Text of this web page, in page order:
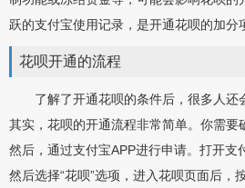
跃的支付宝使用记录，是开通花呗的加分
花呗开通的流程
了解了开通花呗的条件后，很多人还
其实，花呗的开通流程非常简单。你需要
然后，通过支付宝APP进行申请。打开支
然后选择“花呗”选项，进入花呗页面后，